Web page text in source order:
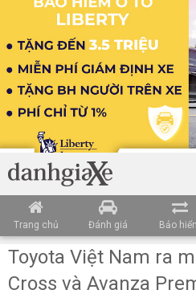
Trang chủ Đánh giá Bảo
Toyota Việt Nam ra
Cross và Avanza